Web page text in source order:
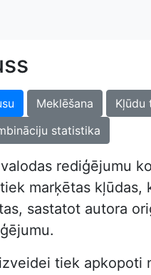
Meklēšana
Kļūdu
statistika
rediģējumu
marķētas kļūdas,
sastatot autora
tiek apkopoti